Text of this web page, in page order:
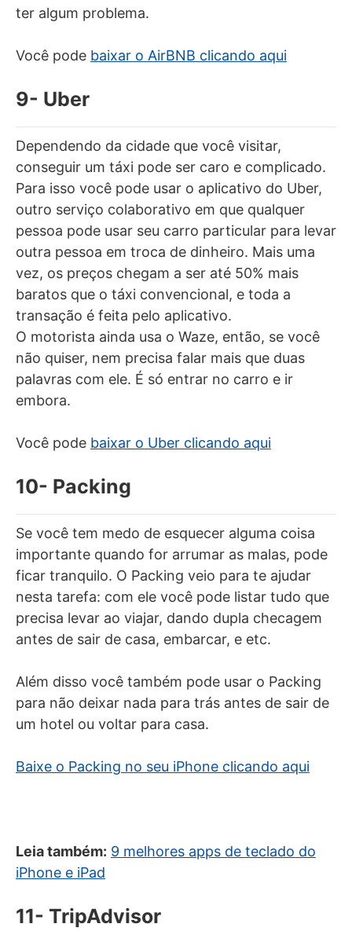
ter algum problema.
Você pode baixar o AirBNB clicando aqui
9- Uber
Dependendo da cidade que você visitar,
conseguir um táxi pode ser caro e complicado.
Para isso você pode usar o aplicativo do Uber,
outro serviço colaborativo em que qualquer
pessoa pode usar seu carro particular para levar
outra pessoa em troca de dinheiro. Mais uma
vez, os preços chegam a ser até 50% mais
baratos que o táxi convencional, e toda a
transação é feita pelo aplicativo.
O motorista ainda usa o Waze, então, se você
não quiser, nem precisa falar mais que duas
palavras com ele. É só entrar no carro e ir
embora.
Você pode baixar o Uber clicando aqui
10- Packing
Se você tem medo de esquecer alguma coisa
importante quando for arrumar as malas, pode
ficar tranquilo. O Packing veio para te ajudar
nesta tarefa: com ele você pode listar tudo que
precisa levar ao viajar, dando dupla checagem
antes de sair de casa, embarcar, e etc.
Além disso você também pode usar o Packing
para não deixar nada para trás antes de sair de
um hotel ou voltar para casa.
Baixe o Packing no seu iPhone clicando aqui
Leia também: 9 melhores apps de teclado do
iPhone e iPad
11- TripAdvisor